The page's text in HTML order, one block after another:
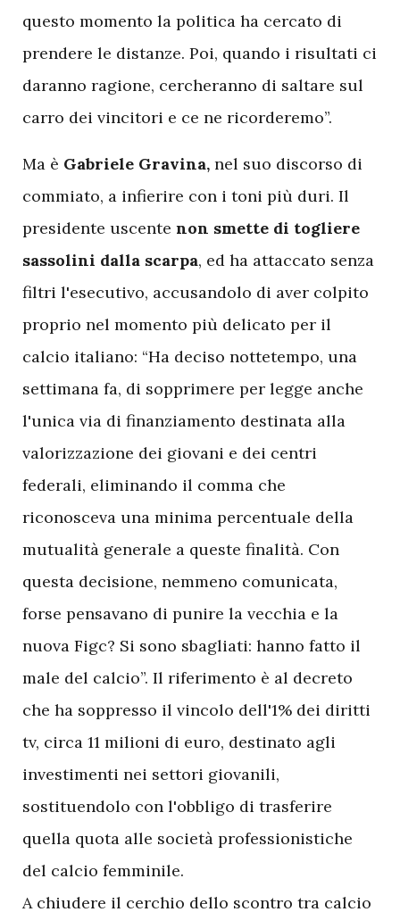
questo momento la politica ha cercato di
prendere le distanze. Poi, quando i risultati ci
daranno ragione, cercheranno di saltare sul
carro dei vincitori e ce ne ricorderemo”.
Ma è Gabriele Gravina, nel suo discorso di
commiato, a infierire con i toni più duri. Il
presidente uscente non smette di togliere
sassolini dalla scarpa, ed ha attaccato senza
filtri l'esecutivo, accusandolo di aver colpito
proprio nel momento più delicato per il
calcio italiano: “Ha deciso nottetempo, una
settimana fa, di sopprimere per legge anche
l'unica via di finanziamento destinata alla
valorizzazione dei giovani e dei centri
federali, eliminando il comma che
riconosceva una minima percentuale della
mutualità generale a queste finalità. Con
questa decisione, nemmeno comunicata,
forse pensavano di punire la vecchia e la
nuova Figc? Si sono sbagliati: hanno fatto il
male del calcio”. Il riferimento è al decreto
che ha soppresso il vincolo dell'1% dei diritti
tv, circa 11 milioni di euro, destinato agli
investimenti nei settori giovanili,
sostituendolo con l'obbligo di trasferire
quella quota alle società professionistiche
del calcio femminile.
A chiudere il cerchio dello scontro tra calcio